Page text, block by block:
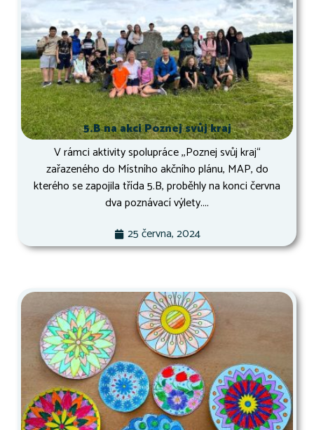
5.B na akci Poznej svůj kraj
V rámci aktivity spolupráce ,,Poznej svůj kraj“
zařazeného do Místního akčního plánu, MAP, do
kterého se zapojila třída 5.B, proběhly na konci června
dva poznávací výlety....
25 června, 2024